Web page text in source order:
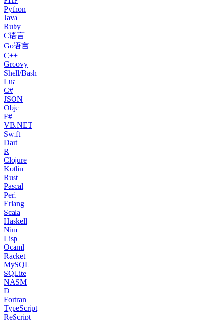
Python
Java
Ruby
C语言
Go语言
C++
Groovy
Shell/Bash
Lua
C#
JSON
Objc
F#
VB.NET
Swift
Dart
R
Clojure
Kotlin
Rust
Pascal
Perl
Erlang
Scala
Haskell
Nim
Lisp
Ocaml
Racket
MySQL
SQLite
NASM
D
Fortran
TypeScript
ReScript